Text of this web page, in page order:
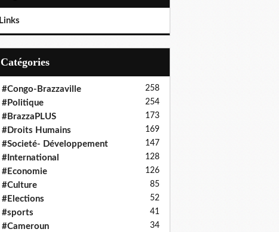
Links
Catégories
#Congo-Brazzaville 258
#Politique 254
#BrazzaPLUS 173
#Droits Humains 169
#Societé- Développement 147
#International 128
#Economie 126
#Culture 85
#Elections 52
#sports 41
#Cameroun 34